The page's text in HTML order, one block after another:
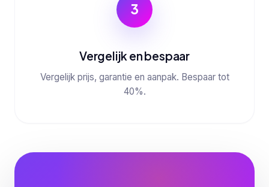
3
Vergelijk en bespaar
Vergelijk prijs, garantie en aanpak. Bespaar tot
40%.